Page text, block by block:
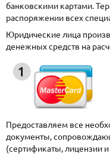
банковскими картами.
распоряжении всех
Юридические лица
денежных средств на
Предоставляем все
документы,
(сертификаты, лицензии и